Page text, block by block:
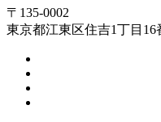
〒135-0002
東京都江東区住吉1丁目